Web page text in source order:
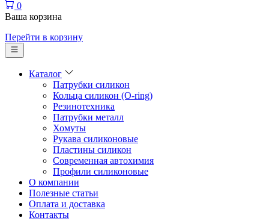
0
Ваша корзина
Перейти в корзину
Каталог
Патрубки силикон
Кольца силикон (O-ring)
Резинотехника
Патрубки металл
Хомуты
Рукава силиконовые
Пластины силикон
Современная автохимия
Профили силиконовые
О компании
Полезные статьи
Оплата и доставка
Контакты